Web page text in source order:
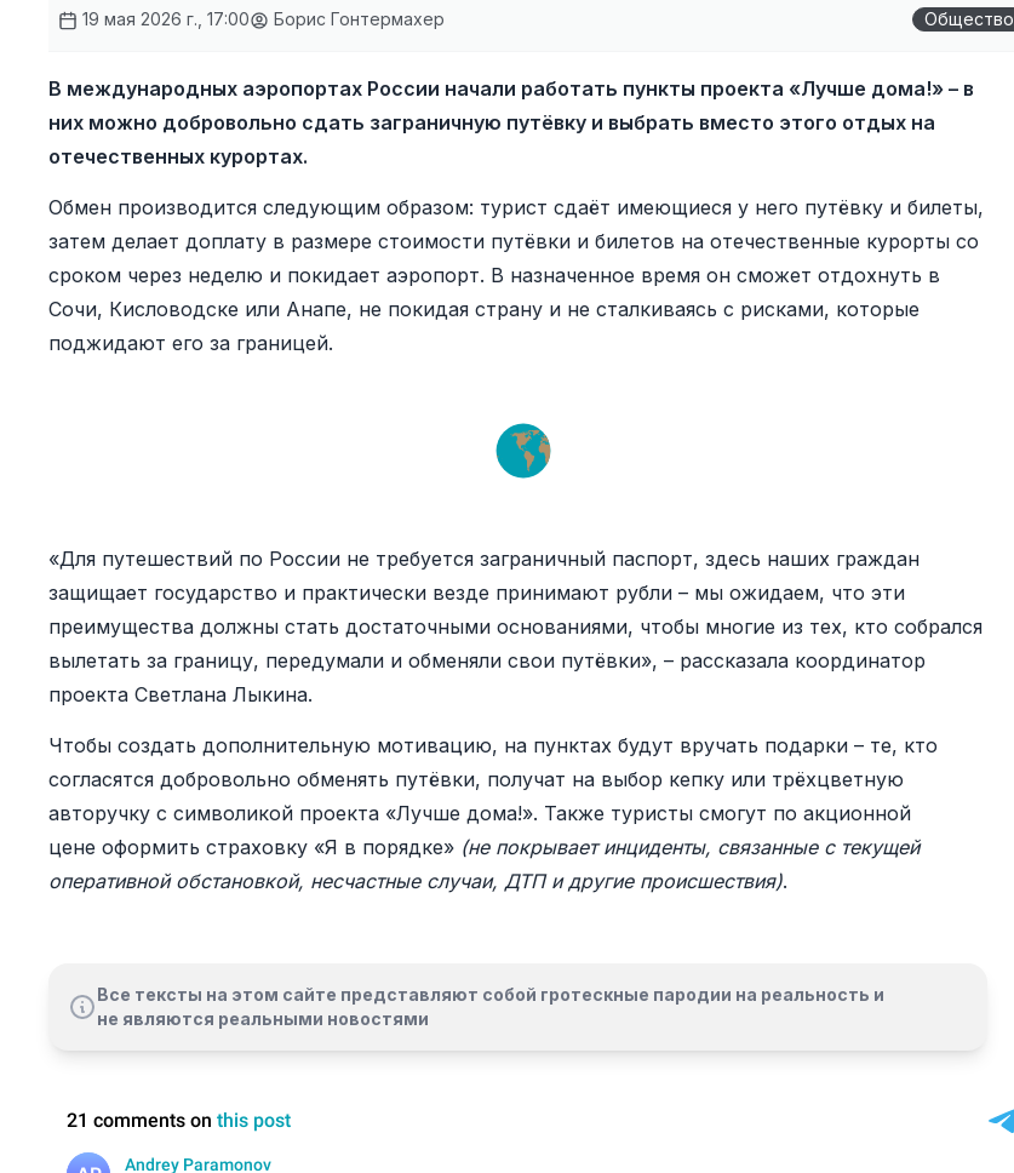
19 мая 2026 г., 17:00 Борис Гонтермахер Общество
В международных аэропортах России начали работать пункты проекта «Лучше дома!» – в
них можно добровольно сдать заграничную путёвку и выбрать вместо этого отдых на
отечественных курортах.
Обмен производится следующим образом: турист сдаёт имеющиеся у него путёвку и билеты,
затем делает доплату в размере стоимости путёвки и билетов на отечественные курорты со
сроком через неделю и покидает аэропорт. В назначенное время он сможет отдохнуть в
Сочи, Кисловодске или Анапе, не покидая страну и не сталкиваясь с рисками, которые
поджидают его за границей.
«Для путешествий по России не требуется заграничный паспорт, здесь наших граждан
защищает государство и практически везде принимают рубли – мы ожидаем, что эти
преимущества должны стать достаточными основаниями, чтобы многие из тех, кто собрался
вылетать за границу, передумали и обменяли свои путёвки», – рассказала координатор
проекта Светлана Лыкина.
Чтобы создать дополнительную мотивацию, на пунктах будут вручать подарки – те, кто
согласятся добровольно обменять путёвки, получат на выбор кепку или трёхцветную
авторучку с символикой проекта «Лучше дома!». Также туристы смогут по акционной
цене оформить страховку «Я в порядке» (не покрывает инциденты, связанные с текущей
оперативной обстановкой, несчастные случаи, ДТП и другие происшествия).
Все тексты на этом сайте представляют собой гротескные пародии на реальность и
не являются реальными новостями